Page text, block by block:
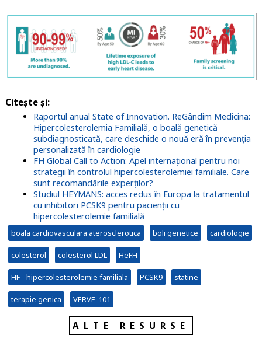
Citește și:
Raportul anual State of Innovation. ReGândim Medicina:
Hipercolesterolemia Familială, o boală genetică
subdiagnosticată, care deschide o nouă eră în prevenția
personalizată în cardiologie
FH Global Call to Action: Apel internațional pentru noi
strategii în controlul hipercolesterolemiei familiale. Care
sunt recomandările experților?
Studiul HEYMANS: acces redus în Europa la tratamentul
cu inhibitori PCSK9 pentru pacienții cu
hipercolesterolemie familială
boala cardiovasculara aterosclerotica boli genetice cardiologie
colesterol colesterol LDL HeFH
HF - hipercolesterolemie familiala PCSK9 statine
terapie genica VERVE-101
ALTE RESURSE